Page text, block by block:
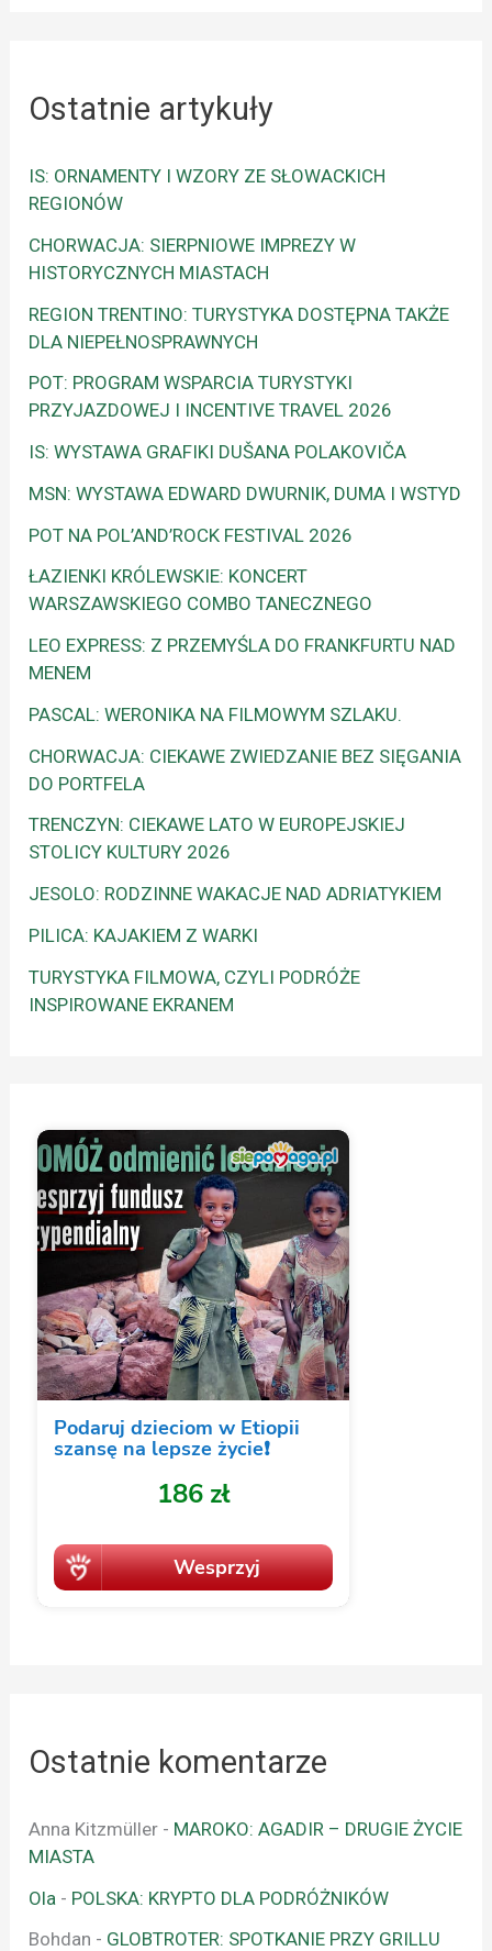
Ostatnie artykuły
IS: ORNAMENTY I WZORY ZE SŁOWACKICH
REGIONÓW
CHORWACJA: SIERPNIOWE IMPREZY W
HISTORYCZNYCH MIASTACH
REGION TRENTINO: TURYSTYKA DOSTĘPNA TAKŻE
DLA NIEPEŁNOSPRAWNYCH
POT: PROGRAM WSPARCIA TURYSTYKI
PRZYJAZDOWEJ I INCENTIVE TRAVEL 2026
IS: WYSTAWA GRAFIKI DUŠANA POLAKOVIČA
MSN: WYSTAWA EDWARD DWURNIK, DUMA I WSTYD
POT NA POL’AND’ROCK FESTIVAL 2026
ŁAZIENKI KRÓLEWSKIE: KONCERT
WARSZAWSKIEGO COMBO TANECZNEGO
LEO EXPRESS: Z PRZEMYŚLA DO FRANKFURTU NAD
MENEM
PASCAL: WERONIKA NA FILMOWYM SZLAKU.
CHORWACJA: CIEKAWE ZWIEDZANIE BEZ SIĘGANIA
DO PORTFELA
TRENCZYN: CIEKAWE LATO W EUROPEJSKIEJ
STOLICY KULTURY 2026
JESOLO: RODZINNE WAKACJE NAD ADRIATYKIEM
PILICA: KAJAKIEM Z WARKI
TURYSTYKA FILMOWA, CZYLI PODRÓŻE
INSPIROWANE EKRANEM
Ostatnie komentarze
Anna Kitzmüller - MAROKO: AGADIR – DRUGIE ŻYCIE
MIASTA
Ola - POLSKA: KRYPTO DLA PODRÓŻNIKÓW
Bohdan - GLOBTROTER: SPOTKANIE PRZY GRILLU